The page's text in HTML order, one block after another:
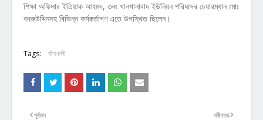
শিক্ষা অফিসার ইতিয়াক আহমদ, ৩নং খানখানাবাদ ইউনিয়ন পরিষদের চেয়ারম্যান মোঃ
বদরুউদ্দিনসহ বিভিন্ন কর্মকর্তাগণ এতে উপস্থিত ছিলেন।
Tags: বাঁশখালী
নবীনতর
পূর্বতন